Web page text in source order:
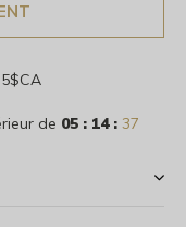
de 05 : 14 : 37